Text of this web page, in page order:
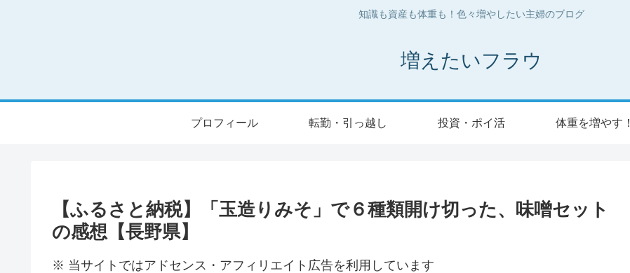
知識も資産も体重も！色々増やしたい主婦のブログ
増えたいフラウ
プロフィール 転勤・引っ越し 投資・ポイ活 体重を増やす！
【ふるさと納税】「玉造りみそ」で６種類開け切った、味噌セット
の感想【長野県】
※ 当サイトではアドセンス・アフィリエイト広告を利用しています